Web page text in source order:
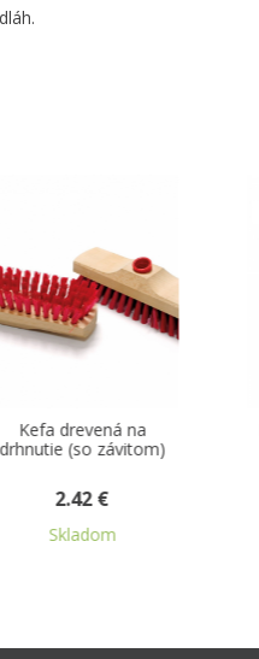
Palica k drevenej kefe
na drhnutie 120cm s
2.58 €
Skladom